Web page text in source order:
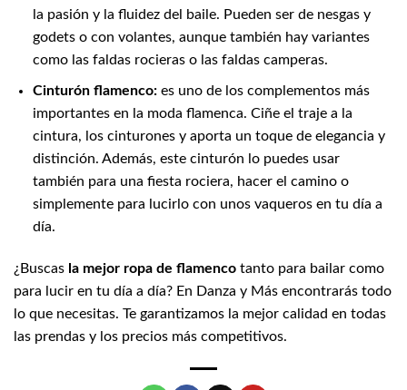
la pasión y la fluidez del baile. Pueden ser de nesgas y
godets o con volantes, aunque también hay variantes
como las faldas rocieras o las faldas camperas.
Cinturón flamenco:es uno de los complementos más
importantes en la moda flamenca. Ciñe el traje a la
cintura, los cinturones y aporta un toque de elegancia y
distinción. Además, este cinturón lo puedes usar
también para una fiesta rociera, hacer el camino o
simplemente para lucirlo con unos vaqueros en tu día a
día.
¿Buscas la mejor ropa de flamenco tanto para bailar como
para lucir en tu día a día? En Danza y Más encontrarás todo
lo que necesitas. Te garantizamos la mejor calidad en todas
las prendas y los precios más competitivos.